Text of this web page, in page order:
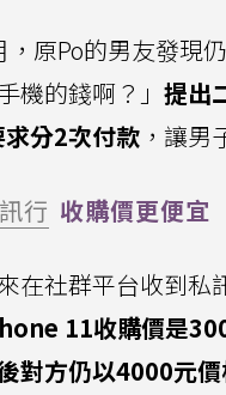
原Po的男友發現
機的錢啊？」 提出
分2次付款 ，讓男
行 收購價更便宜
在社群平台收到
11收購價是
對方仍以4000元